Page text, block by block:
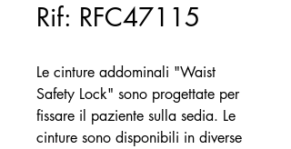
Rif: RFC47115
Le cinture addominali "Waist
Safety Lock" sono progettate per
fissare il paziente sulla sedia. Le
cinture sono disponibili in diverse